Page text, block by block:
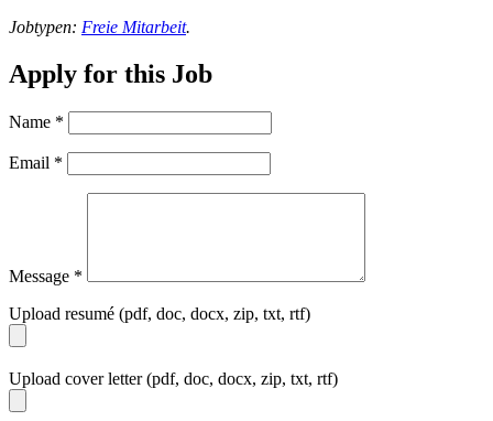
Jobtypen: Freie Mitarbeit.
Apply for this Job
Name *
Email *
Message *
Upload resumé (pdf, doc, docx, zip, txt, rtf)
Upload cover letter (pdf, doc, docx, zip, txt, rtf)